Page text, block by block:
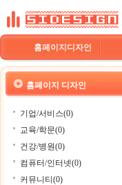
홈페이지디자인
홈페이지 디자인
기업/서비스(0)
교육/학문(0)
건강/병원(0)
컴퓨터/인터넷(0)
커뮤니티(0)